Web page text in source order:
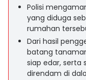
Polisi
yang diduga
rumahan
Dari hasil
batang
siap edar, serta
direndam di